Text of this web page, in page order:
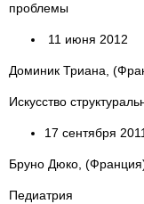
проблемы
11 июня 2012
Доминик Триана,
Искусство
17 сентября
Бруно Дюко,
Педиатрия